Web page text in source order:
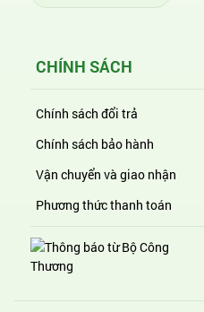
CHÍNH SÁCH
Chính sách đổi trả
Chính sách bảo hành
Vận chuyển và giao nhận
Phương thức thanh toán